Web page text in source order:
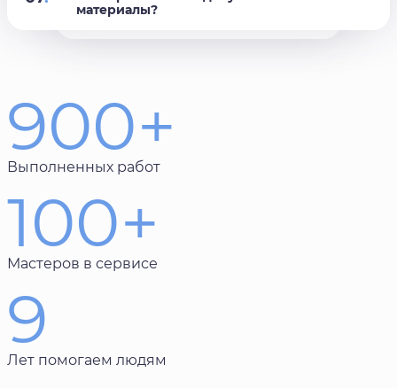
материалы?
900+
Выполненных работ
100+
Мастеров в сервисе
9
Лет помогаем людям